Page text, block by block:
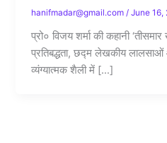
hanifmadar@gmail.com/June 16,
प्रो० विजय शर्मा की कहानी ‘तीसमार
प्रतिबद्धता, छद्म लेखकीय
व्यंग्यात्मक शैली में […]